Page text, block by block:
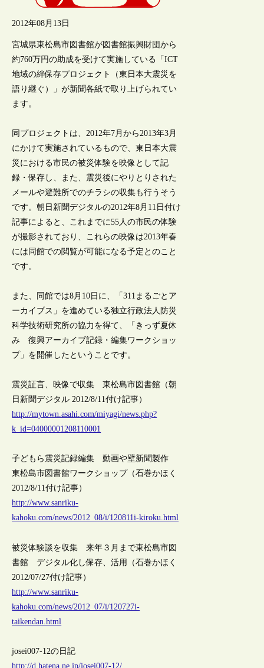
2012年08月13日
宮城県東松島市図書館が図書館振興財団から
約760万円の助成を受けて実施している「ICT
地域の絆保存プロジェクト（東日本大震災を
語り継ぐ）」が新聞各紙で取り上げられてい
ます。
同プロジェクトは、2012年7月から2013年3月
にかけて実施されているもので、東日本大震
災における市民の被災体験を映像として記
録・保存し、また、震災後にやりとりされた
メールや避難所でのチラシの収集も行うそう
です。朝日新聞デジタルの2012年8月11日付け
記事によると、これまでに55人の市民の体験
が撮影されており、これらの映像は2013年春
には同館での閲覧が可能になる予定とのこと
です。
また、同館では8月10日に、「311まるごとア
ーカイブス」を進めている独立行政法人防災
科学技術研究所の協力を得て、「きっず夏休
み 復興アーカイブ記録・編集ワークショッ
プ」を開催したということです。
震災証言、映像で収集 東松島市図書館（朝
日新聞デジタル 2012/8/11付け記事）
http://mytown.asahi.com/miyagi/news.php?
k_id=04000001208110001
子どもら震災記録編集 動画や壁新聞製作
東松島市図書館ワークショップ（石巻かほく
2012/8/11付け記事）
http://www.sanriku-
kahoku.com/news/2012_08/i/120811i-kiroku.html
被災体験談を収集 来年３月まで東松島市図
書館 デジタル化し保存、活用（石巻かほく
2012/07/27付け記事）
http://www.sanriku-
kahoku.com/news/2012_07/i/120727i-
taikendan.html
josei007-12の日記
http://d.hatena.ne.jp/josei007-12/